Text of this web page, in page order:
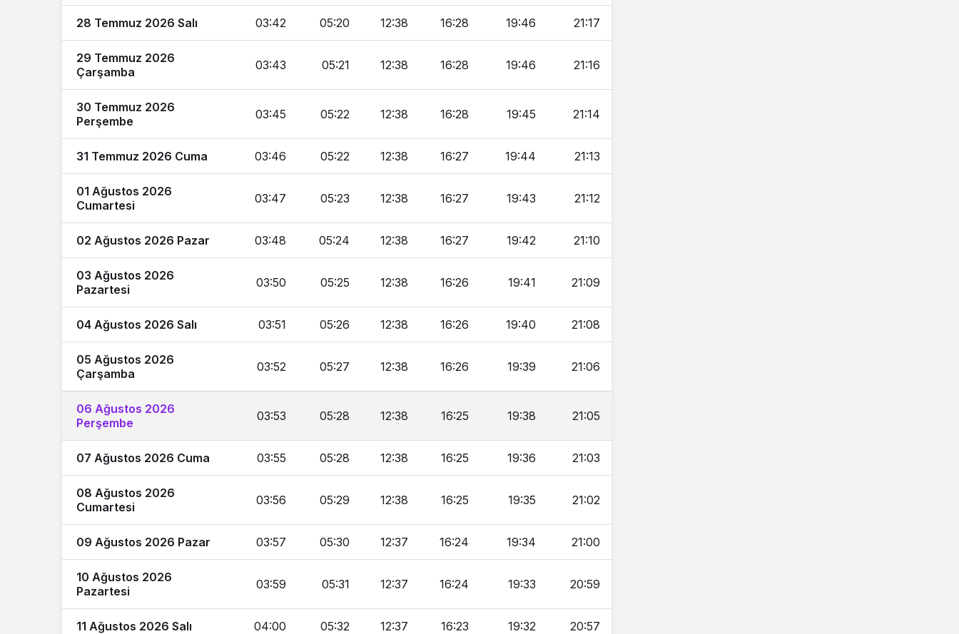
28 Temmuz 2026 Salı 03:42 05:20 12:38 16:28 19:46 21:17
29 Temmuz 2026
Çarşamba
03:43 05:21 12:38 16:28 19:46 21:16
30 Temmuz 2026
Perşembe
03:45 05:22 12:38 16:28 19:45 21:14
31 Temmuz 2026 Cuma 03:46 05:22 12:38 16:27 19:44 21:13
01 Ağustos 2026
Cumartesi
03:47 05:23 12:38 16:27 19:43 21:12
02 Ağustos 2026 Pazar 03:48 05:24 12:38 16:27 19:42 21:10
03 Ağustos 2026
Pazartesi
03:50 05:25 12:38 16:26 19:41 21:09
04 Ağustos 2026 Salı 03:51 05:26 12:38 16:26 19:40 21:08
05 Ağustos 2026
Çarşamba
03:52 05:27 12:38 16:26 19:39 21:06
06 Ağustos 2026
Perşembe
03:53 05:28 12:38 16:25 19:38 21:05
07 Ağustos 2026 Cuma 03:55 05:28 12:38 16:25 19:36 21:03
08 Ağustos 2026
Cumartesi
03:56 05:29 12:38 16:25 19:35 21:02
09 Ağustos 2026 Pazar 03:57 05:30 12:37 16:24 19:34 21:00
10 Ağustos 2026
Pazartesi
03:59 05:31 12:37 16:24 19:33 20:59
11 Ağustos 2026 Salı 04:00 05:32 12:37 16:23 19:32 20:57